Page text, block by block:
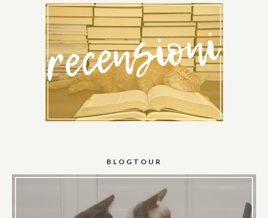
BLOGTOUR